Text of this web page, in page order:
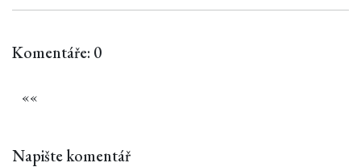
Komentáře: 0
««
Napište komentář